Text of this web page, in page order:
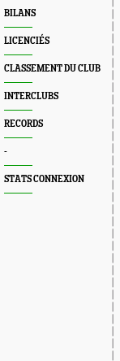
BILANS
LICENCIÉS
CLASSEMENT DU CLUB
INTERCLUBS
RECORDS
-
STATS CONNEXION